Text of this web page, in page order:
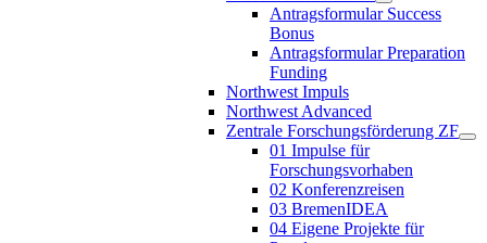
Antragsformular Success
Bonus
Antragsformular Preparation
Funding
Northwest Impuls
Northwest Advanced
Zentrale Forschungsförderung ZF
01 Impulse für
Forschungsvorhaben
02 Konferenzreisen
03 BremenIDEA
04 Eigene Projekte für